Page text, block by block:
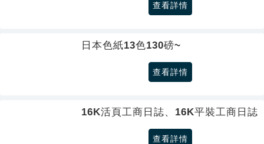
查看詳情
日本色紙13色130磅~
查看詳情
16K活頁工商日誌、16K平裝工商日誌
查看詳情